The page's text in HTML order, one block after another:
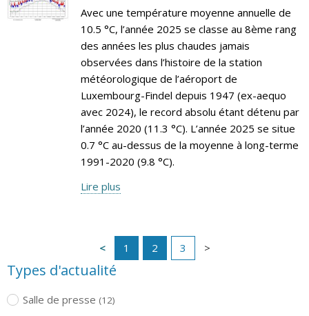
Avec une température moyenne annuelle de
10.5 °C, l’année 2025 se classe au 8ème rang
des années les plus chaudes jamais
observées dans l’histoire de la station
météorologique de l’aéroport de
Luxembourg-Findel depuis 1947 (ex-aequo
avec 2024), le record absolu étant détenu par
l’année 2020 (11.3 °C). L’année 2025 se situe
0.7 °C au-dessus de la moyenne à long-terme
1991-2020 (9.8 °C).
Lire plus
1 2 3
Types d'actualité
Salle de presse (12)